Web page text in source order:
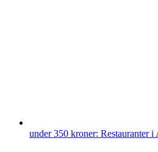
under 350 kroner: Restauranter i